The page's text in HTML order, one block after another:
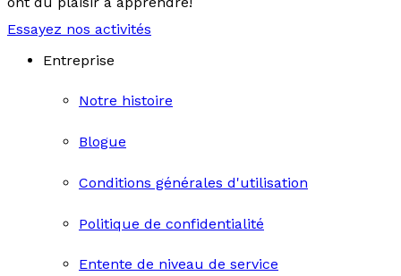
Essayez nos activités
Entreprise
Notre histoire
Blogue
Conditions générales d'utilisation
Politique de confidentialité
Entente de niveau de service